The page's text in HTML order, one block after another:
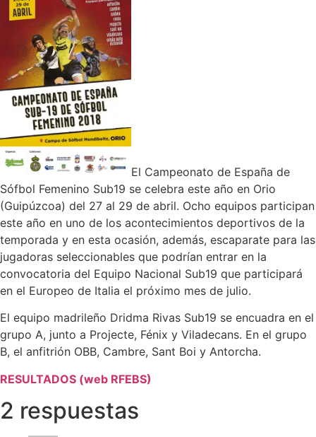
El Campeonato de España de
Sófbol Femenino Sub19 se celebra este año en Orio
(Guipúzcoa) del 27 al 29 de abril. Ocho equipos participan
este año en uno de los acontecimientos deportivos de la
temporada y en esta ocasión, además, escaparate para las
jugadoras seleccionables que podrían entrar en la
convocatoria del Equipo Nacional Sub19 que participará
en el Europeo de Italia el próximo mes de julio.
El equipo madrileño Dridma Rivas Sub19 se encuadra en el
grupo A, junto a Projecte, Fénix y Viladecans. En el grupo
B, el anfitrión OBB, Cambre, Sant Boi y Antorcha.
RESULTADOS (web RFEBS)
2 respuestas